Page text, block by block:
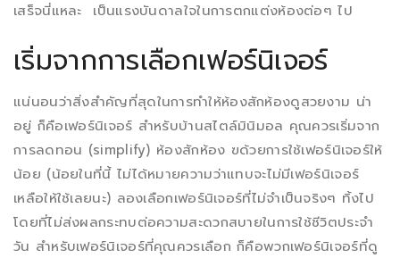
เสร็จนี่แหละ เป็นแรงบันดาลใจในการตกแต่งห้องต่อๆ ไป
เริ่มจากการเลือกเฟอร์นิเจอร์
แน่นอนว่าสิ่งสำคัญที่สุดในการทำให้ห้องสักห้องดูสวยงาม น่า
อยู่ ก็คือเฟอร์นิเจอร์ สำหรับบ้านสไตล์มินิมอล คุณควรเริ่มจาก
การลดทอน (simplify) ห้องสักห้อง ฃด้วยการใช้เฟอร์นิเจอร์ให้
น้อย (น้อยในที่นี้ ไม่ได้หมายความว่าแทบจะไม่มีเฟอร์นิเจอร์
เหลือให้ใช้เลยนะ) ลองเลือกเฟอร์นิเจอร์ที่ไม่จำเป็นจริงๆ ทิ้งไป
โดยที่ไม่ส่งผลกระทบต่อความสะดวกสบายในการใช้ชีวิตประจำ
วัน สำหรับเฟอร์นิเจอร์ที่คุณควรเลือก ก็คือพวกเฟอร์นิเจอร์ที่ดู